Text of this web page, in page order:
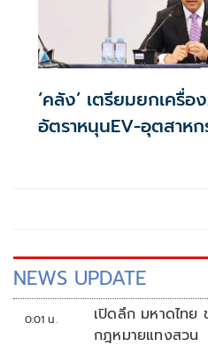
‘คลัง’ เตรียมยกเครื่
อัตราหนุนEV-อุตสาห
NEWS UPDATE
0:01 น.
เปิดลึก มหาดไทย ขยับ รีเซ็ต คุมอา
กฎหมายแทงสวน